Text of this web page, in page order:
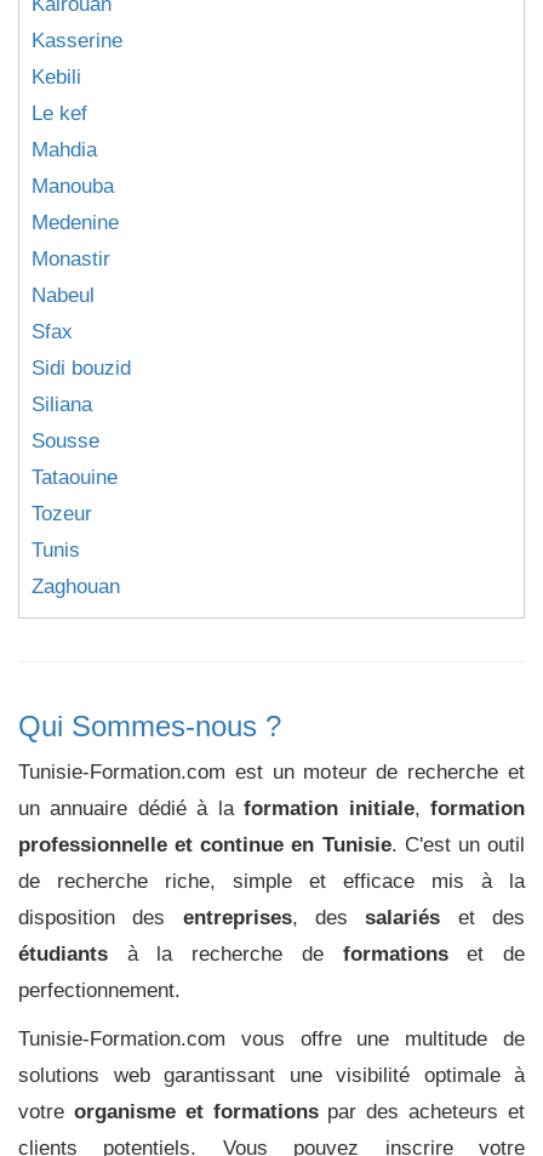
Kasserine
Kebili
Le kef
Mahdia
Manouba
Medenine
Monastir
Nabeul
Sfax
Sidi bouzid
Siliana
Sousse
Tataouine
Tozeur
Tunis
Zaghouan
Qui Sommes-nous ?
Tunisie-Formation.com est un moteur de recherche et
un annuaire dédié à laformation initiale,formation
professionnelle et continue en Tunisie. C'est un outil
de recherche riche, simple et efficace mis à la
disposition des entreprises, dessalariés et des
étudiants à la recherche de formationset de
perfectionnement.
Tunisie-Formation.com vous offre une multitude de
solutions web garantissant une visibilité optimale à
votre organisme et formationspar des acheteurs et
clients potentiels. Vous pouvez inscrire votre